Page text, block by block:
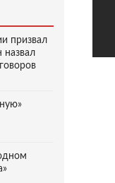
призвал
назвал